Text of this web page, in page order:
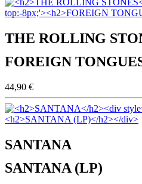
THE ROLLING
FOREIGN
44,90 €
SANTANA
SANTANA (LP)